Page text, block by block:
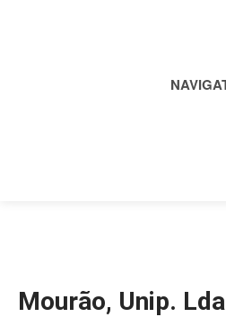
Mourão, Unip. Lda